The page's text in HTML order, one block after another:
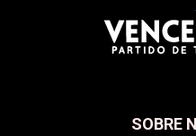
SOBRE